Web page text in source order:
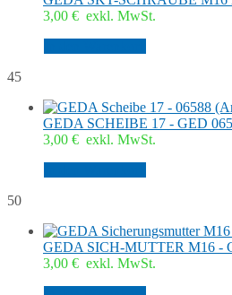
3,00 € exkl. MwSt.
45
GEDA SCHEIBE 17 - GED
3,00 € exkl. MwSt.
50
GEDA SICH-MUTTER M16 -
3,00 € exkl. MwSt.